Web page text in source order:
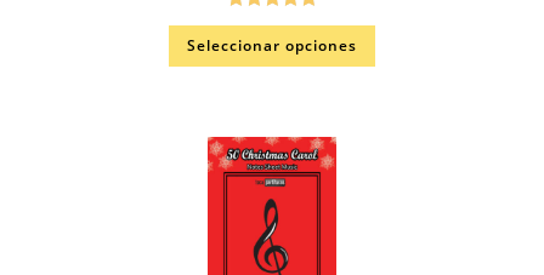
Valorado en
4.86de 5
Seleccionar opciones